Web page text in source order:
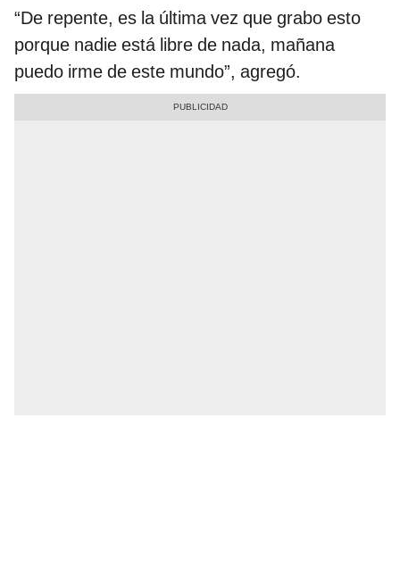
“De repente, es la última vez que grabo esto
porque nadie está libre de nada, mañana
puedo irme de este mundo”, agregó.